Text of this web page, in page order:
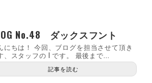
No.48 ダックスフント
にちは！ 今回、ブログを担当させて頂き
、スタッフの I です。 最後まで...
記事を読む